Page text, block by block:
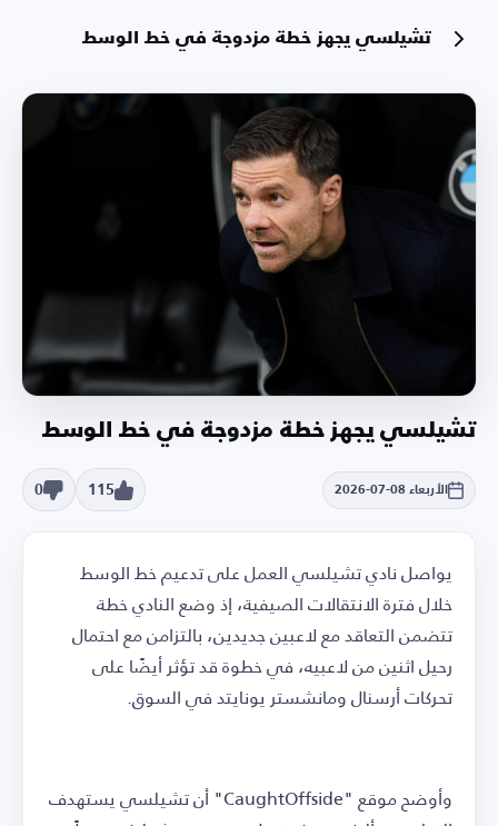
تشيلسي يجهز خطة مزدوجة في خط الوسط
تشيلسي يجهز خطة مزدوجة في خط الوسط
الأربعاء 08-07-2026 115
0
يواصل نادي تشيلسي العمل على تدعيم خط الوسط
خلال فترة الانتقالات الصيفية، إذ وضع النادي خطة
تتضمن التعاقد مع لاعبين جديدين، بالتزامن مع احتمال
رحيل اثنين من لاعبيه، في خطوة قد تؤثر أيضًا على
تحركات أرسنال ومانشستر يونايتد في السوق.
وأوضح موقع "CaughtOffside" أن تشيلسي يستهدف